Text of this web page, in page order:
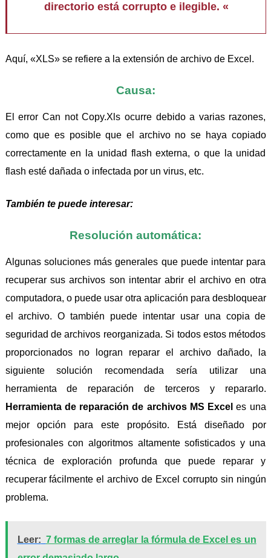
directorio está corrupto e ilegible. «
Aquí, «XLS» se refiere a la extensión de archivo de Excel.
Causa:
El error Can not Copy.Xls ocurre debido a varias razones,
como que es posible que el archivo no se haya copiado
correctamente en la unidad flash externa, o que la unidad
flash esté dañada o infectada por un virus, etc.
También te puede interesar:
Resolución automática:
Algunas soluciones más generales que puede intentar para
recuperar sus archivos son intentar abrir el archivo en otra
computadora, o puede usar otra aplicación para desbloquear
el archivo. O también puede intentar usar una copia de
seguridad de archivos reorganizada. Si todos estos métodos
proporcionados no logran reparar el archivo dañado, la
siguiente solución recomendada sería utilizar una
herramienta de reparación de terceros y repararlo.
Herramienta de reparación de archivos MS Excel es una
mejor opción para este propósito. Está diseñado por
profesionales con algoritmos altamente sofisticados y una
técnica de exploración profunda que puede reparar y
recuperar fácilmente el archivo de Excel corrupto sin ningún
problema.
Leer: 7 formas de arreglar la fórmula de Excel es un